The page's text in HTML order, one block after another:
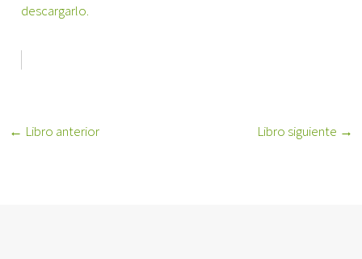
descargarlo.
← Libro anterior Libro siguiente →